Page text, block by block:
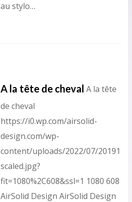
au stylo…
A la tête de cheval A la tête
de cheval
https://i0.wp.com/airsolid-
design.com/wp-
content/uploads/2022/07/
scaled.jpg?
fit=1080%2C608&ssl=1 1080 608
AirSolid Design AirSolid Design